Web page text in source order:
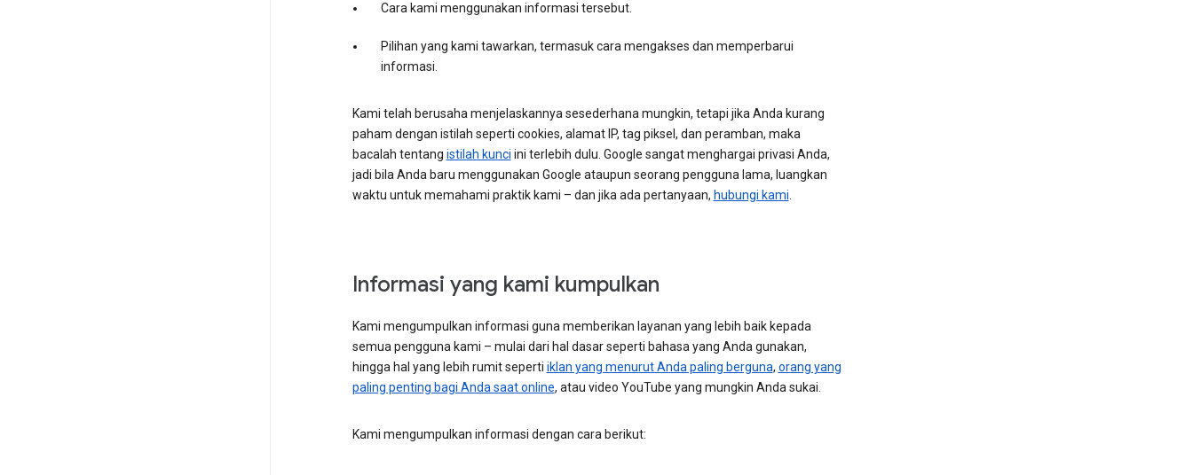
Cara kami menggunakan informasi tersebut.
Pilihan yang kami tawarkan, termasuk cara mengakses dan memperbarui
informasi.
Kami telah berusaha menjelaskannya sesederhana mungkin, tetapi jika Anda kurang
paham dengan istilah seperti cookies, alamat IP, tag piksel, dan peramban, maka
bacalah tentang istilah kunci ini terlebih dulu. Google sangat menghargai privasi Anda,
jadi bila Anda baru menggunakan Google ataupun seorang pengguna lama, luangkan
waktu untuk memahami praktik kami – dan jika ada pertanyaan, hubungi kami.
Informasi yang kami kumpulkan
Kami mengumpulkan informasi guna memberikan layanan yang lebih baik kepada
semua pengguna kami – mulai dari hal dasar seperti bahasa yang Anda gunakan,
hingga hal yang lebih rumit seperti iklan yang menurut Anda paling berguna, orang yang
paling penting bagi Anda saat online, atau video YouTube yang mungkin Anda sukai.
Kami mengumpulkan informasi dengan cara berikut: